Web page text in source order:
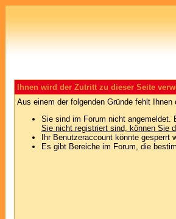
Ihnen wird der Zutritt zu dieser Seite
Aus einem der folgenden Gründe fehlt
Sie sind im Forum nicht angemeldet.
Sie nicht registriert sind, können Sie
Ihr Benutzeraccount könnte
Es gibt Bereiche im Forum, die